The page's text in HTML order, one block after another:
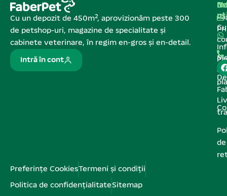
Cu un depozit de 450m², aprovizionăm peste 300
de petshop-uri, magazine de specialitate și
cabinete veterinare, în regim en-gros și en-detail.
Intră în cont
de
de
Preferințe CookiesTermeni și condiții
Politica de confidențialitateSitemap